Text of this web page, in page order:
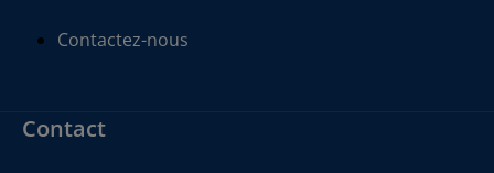
Contactez-nous
Contact